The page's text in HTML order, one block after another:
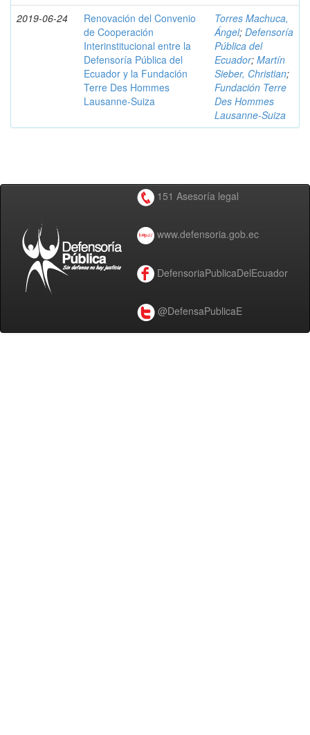
2019-06-24
Renovación del Convenio
de Cooperación
Interinstitucional entre la
Defensoría Pública del
Ecuador y la Fundación
Terre Des Hommes
Lausanne-Suiza
Torres Machuca,
Ángel; Defensoría
Pública del
Ecuador; Martín
Sieber, Christian;
Fundación Terre
Des Hommes
Lausanne-Suiza
151 Asesoría legal
www.defensoria.gob.ec
DefensoriaPublicaDelEcuador
@DefensaPublicaE